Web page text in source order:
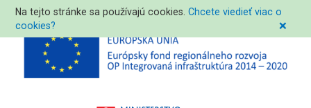
Na tejto stránke sa používajú cookies.Chcete viedieť viac o
cookies?
❌